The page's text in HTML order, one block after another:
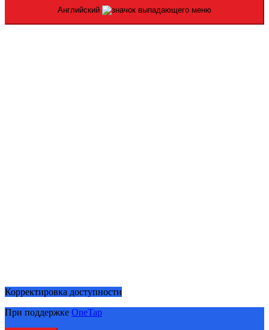
Английский
Корректировка доступности
При поддержке OneTap